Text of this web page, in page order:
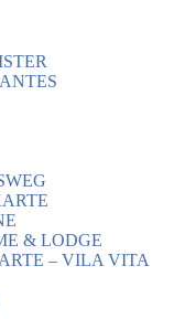
& LODGE
– VILA VITA